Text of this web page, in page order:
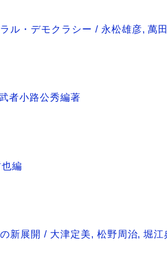
ル・デモクラシー / 永松雄彦, 萬
者小路公秀編著
編
新展開 / 大津定美, 松野周治, 堀江